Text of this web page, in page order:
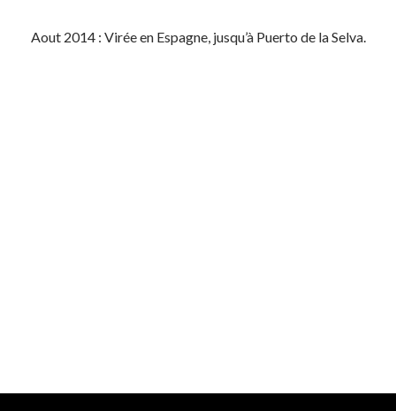
Aout 2014 : Virée en Espagne, jusqu’à Puerto de la Selva.